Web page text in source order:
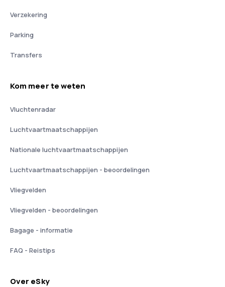
Verzekering
Parking
Transfers
Kom meer te weten
Vluchtenradar
Luchtvaartmaatschappijen
Nationale luchtvaartmaatschappijen
Luchtvaartmaatschappijen - beoordelingen
Vliegvelden
Vliegvelden - beoordelingen
Bagage - informatie
FAQ - Reistips
Over eSky